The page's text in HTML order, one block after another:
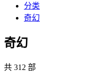
分类
奇幻
奇幻
共 312 部